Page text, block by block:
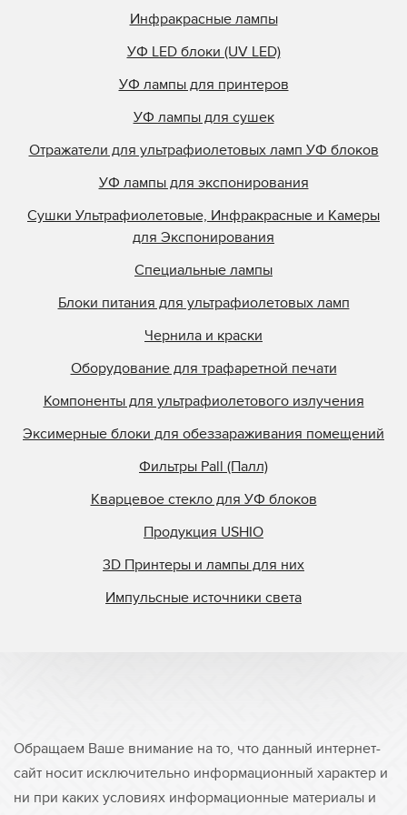
УФ лампа для принтера VZero 140A
УФ лампа для принтера VZero 140D
УФ лампа для принтера Vzero 140H
УФ лампа для принтера VZero 170D
Инфракрасные лампы
УФ LED блоки (UV LED)
УФ лампы для принтеров
УФ лампы для сушек
Отражатели для ультрафиолетовых ламп УФ блоков
УФ лампы для экспонирования
Сушки Ультрафиолетовые, Инфракрасные и Камеры
для Экспонирования
Специальные лампы
Блоки питания для ультрафиолетовых ламп
Чернила и краски
Оборудование для трафаретной печати
Компоненты для ультрафиолетового излучения
Эксимерные блоки для обеззараживания помещений
Фильтры Pall (Палл)
Кварцевое стекло для УФ блоков
Продукция USHIO
3D Принтеры и лампы для них
Импульсные источники света
Обращаем Ваше внимание на то, что данный интернет-
сайт носит исключительно информационный характер и
ни при каких условиях информационные материалы и